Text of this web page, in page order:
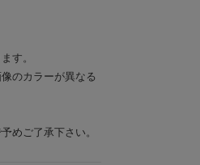
す。
のカラーが異なる
めご了承下さい。